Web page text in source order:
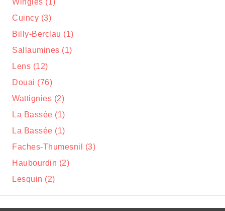
Wingles (1)
Cuincy (3)
Billy-Berclau (1)
Sallaumines (1)
Lens (12)
Douai (76)
Wattignies (2)
La Bassée (1)
La Bassée (1)
Faches-Thumesnil (3)
Haubourdin (2)
Lesquin (2)